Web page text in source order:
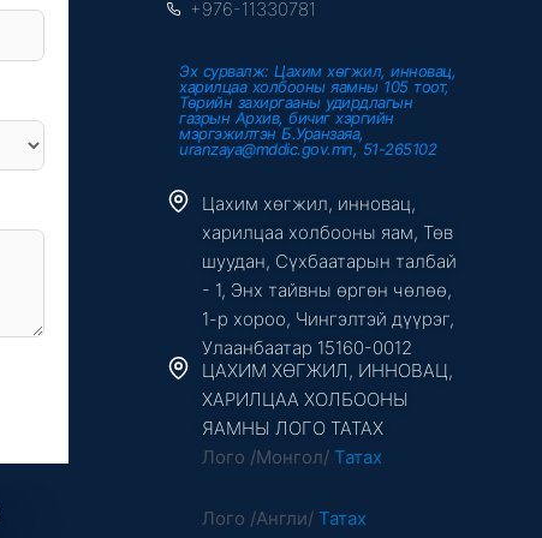
+976-11330781
Эх сурвалж: Цахим хөгжил, инновац,
харилцаа холбооны яамны 105 тоот,
Төрийн захиргааны удирдлагын
газрын Архив, бичиг хэргийн
мэргэжилтэн Б.Уранзаяа,
uranzaya@mddic.gov.mn, 51-265102
Цахим хөгжил, инновац,
харилцаа холбооны яам, Төв
шуудан, Сүхбаатарын талбай
- 1, Энх тайвны өргөн чөлөө,
1-р хороо, Чингэлтэй дүүрэг,
Улаанбаатар 15160-0012
ЦАХИМ ХӨГЖИЛ, ИННОВАЦ,
ХАРИЛЦАА ХОЛБООНЫ
ЯАМНЫ ЛОГО ТАТАХ
Лого /Монгол/Татах
Лого /Англи/Татах